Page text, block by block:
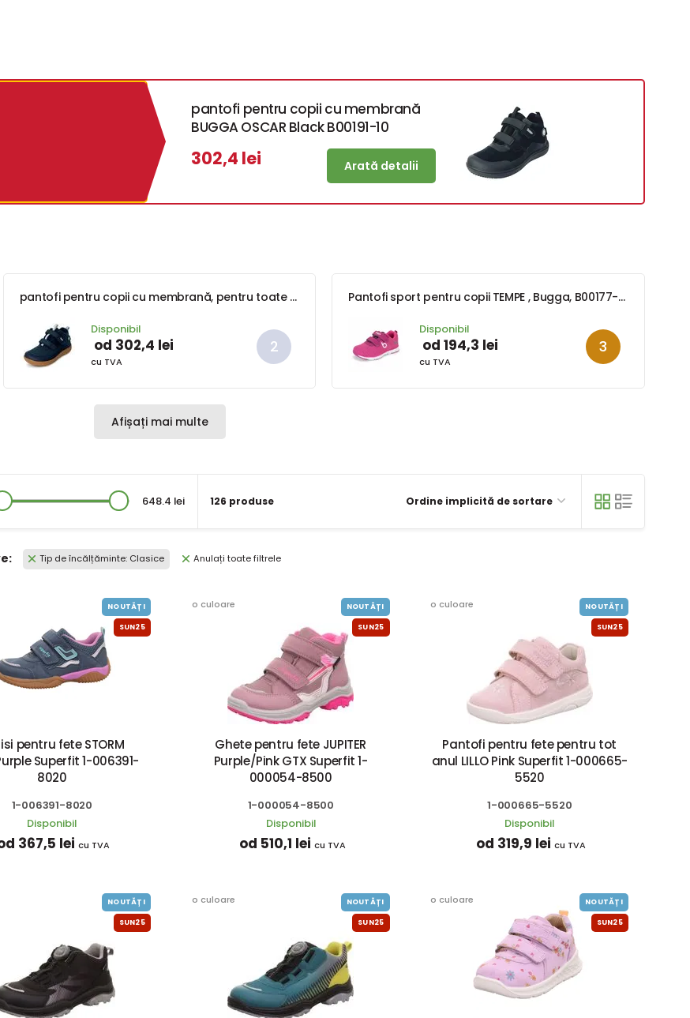
pantofi pentru copii cu membrană
BUGGA OSCAR Black B00191-10
302,4 lei Arată detalii
pantofi pentru copii cu membrană, pentru toate anotimpurile BUGGA OSCAR Blue B00191-04
Disponibil
od 302,4 lei
cu TVA
Pantofi sport pentru copii TEMPE , Bugga, B00177-03, roz
Disponibil
od 194,3 lei
cu TVA
Afișați mai multe
126 produse Ordine implicită de sortare
648.4 lei
Tip de încălțăminte: Clasice Anulați toate filtrele
NOUTĂȚI
SUN25
pentru fete STORM
Superfit 1-006391-
8020
1-006391-8020
Disponibil
367,5 lei cu TVA
o culoare NOUTĂȚI
SUN25
Ghete pentru fete JUPITER
Purple/Pink GTX Superfit 1-
000054-8500
1-000054-8500
Disponibil
od 510,1 lei cu TVA
o culoare NOUTĂȚI
SUN25
Pantofi pentru fete pentru tot
anul LILLO Pink Superfit 1-000665-
5520
1-000665-5520
Disponibil
od 319,9 lei cu TVA
NOUTĂȚI
SUN25
o culoare NOUTĂȚI
SUN25
o culoare NOUTĂȚI
SUN25